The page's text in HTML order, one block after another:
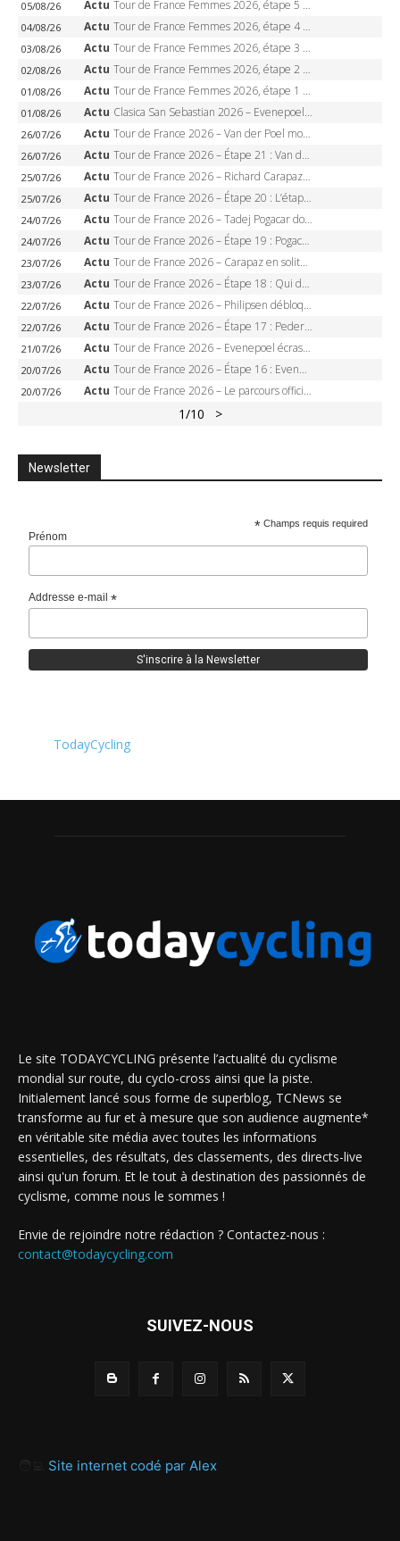
05/08/26 Actu Tour de France Femmes 2026, étape 5 – Demi Vollering gagne à Belleville, Reusser en jaune, Ferrand-Prévot coule
04/08/26 Actu Tour de France Femmes 2026, étape 4 – Marlen Reusser écrase le chrono, Ferrand-Prévot en crise
03/08/26 Actu Tour de France Femmes 2026, étape 3 – Sigrid Haugset en solitaire, 88 km d’échappée, maillot jaune
02/08/26 Actu Tour de France Femmes 2026, étape 2 – Lorena Wiebes doublé à Genève, Markus héroïque, 7e record
01/08/26 Actu Tour de France Femmes 2026, étape 1 – Lorena Wiebes intouchable à Lausanne, premier maillot jaune
01/08/26 Actu Clasica San Sebastian 2026 – Evenepoel recordman, 4e victoire, Carapaz battu au sprint
26/07/26 Actu Tour de France 2026 – Van der Poel monumental à Paris, Pogacar égale le record des cinq sacres
26/07/26 Actu Tour de France 2026 – Étape 21 : Van der Poel, Pogacar, qui succédera à Wout van Aert sur les Champs-Elysées ?
25/07/26 Actu Tour de France 2026 – Richard Carapaz roi des Alpes, doublé et maillot à pois, Seixas perd le podium
25/07/26 Actu Tour de France 2026 – Étape 20 : L’étape reine, Galibier, Sarenne, Alpe d’Huez, qui succédera à Pogacar ?
24/07/26 Actu Tour de France 2026 – Tadej Pogacar dompte l’Alpe d’Huez, 5e victoire, record de Pantani pulvérisé
24/07/26 Actu Tour de France 2026 – Étape 19 : Pogacar peut-il enfin dompter l’Alpe d’Huez ?
23/07/26 Actu Tour de France 2026 – Carapaz en solitaire à Orcières-Merlette, Paret-Peintre à un point du maillot à pois
23/07/26 Actu Tour de France 2026 – Étape 18 : Qui domptera Orcières-Merlette, première marche vers l’Alpe d’Huez ?
22/07/26 Actu Tour de France 2026 – Philipsen débloque son compteur à Voiron, Pedersen en danger pour le maillot vert
22/07/26 Actu Tour de France 2026 – Étape 17 : Pedersen peut-il verrouiller le maillot vert à Voiron ?
21/07/26 Actu Tour de France 2026 – Evenepoel écrase le chrono d’Évian, Seixas 4e, Lipowitz abandonne
20/07/26 Actu Tour de France 2026 – Étape 16 : Evenepoel, Pogacar, Ganna… qui domptera le chrono d’Évian pour redessiner le podium ?
20/07/26 Actu Tour de France 2026 – Le parcours officiel complet : 21 étapes, profils, carte et dates
1/10 >
Newsletter
* Champs requis required
Prénom
Addresse e-mail*
TodayCycling
Le site TODAYCYCLING présente l’actualité du cyclisme
mondial sur route, du cyclo-cross ainsi que la piste.
Initialement lancé sous forme de superblog, TCNews se
transforme au fur et à mesure que son audience augmente*
en véritable site média avec toutes les informations
essentielles, des résultats, des classements, des directs-live
ainsi qu'un forum. Et le tout à destination des passionnés de
cyclisme, comme nous le sommes !
Envie de rejoindre notre rédaction ? Contactez-nous :
contact@todaycycling.com
SUIVEZ-NOUS
Site internet codé par Alex